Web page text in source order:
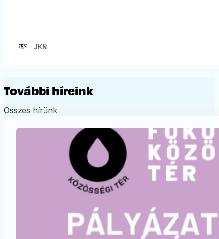
További híreink
Összes hírünk